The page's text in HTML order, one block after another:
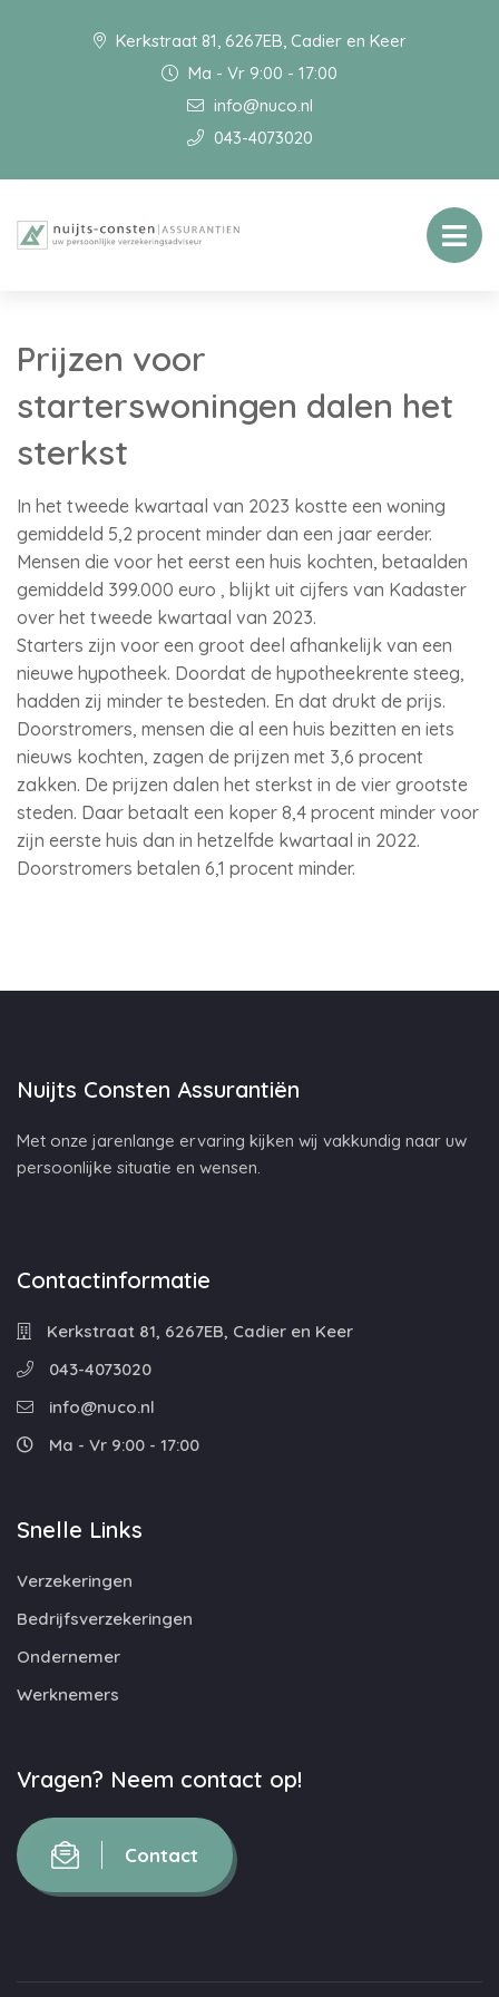
Kerkstraat 81, 6267EB, Cadier en Keer
Ma - Vr 9:00 - 17:00
info@nuco.nl
043-4073020
Prijzen voor
starterswoningen dalen het
sterkst
In het tweede kwartaal van 2023 kostte een woning
gemiddeld 5,2 procent minder dan een jaar eerder.
Mensen die voor het eerst een huis kochten, betaalden
gemiddeld 399.000 euro , blijkt uit cijfers van Kadaster
over het tweede kwartaal van 2023.
Starters zijn voor een groot deel afhankelijk van een
nieuwe hypotheek. Doordat de hypotheekrente steeg,
hadden zij minder te besteden. En dat drukt de prijs.
Doorstromers, mensen die al een huis bezitten en iets
nieuws kochten, zagen de prijzen met 3,6 procent
zakken. De prijzen dalen het sterkst in de vier grootste
steden. Daar betaalt een koper 8,4 procent minder voor
zijn eerste huis dan in hetzelfde kwartaal in 2022.
Doorstromers betalen 6,1 procent minder.
Nuijts Consten Assurantiën
Met onze jarenlange ervaring kijken wij vakkundig naar uw
persoonlijke situatie en wensen.
Contactinformatie
Kerkstraat 81, 6267EB, Cadier en Keer
043-4073020
info@nuco.nl
Ma - Vr 9:00 - 17:00
Snelle Links
Verzekeringen
Bedrijfsverzekeringen
Ondernemer
Werknemers
Vragen? Neem contact op!
Contact